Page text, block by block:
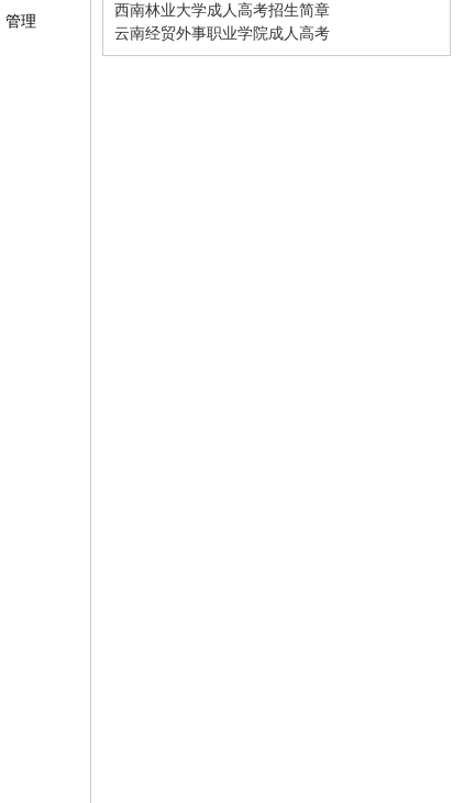
管理
西南林业大学成人高考招生简章
云南经贸外事职业学院成人高考